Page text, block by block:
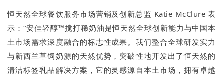
恒天然全球餐饮服务市场营销及创新总监 Katie McClure 表
示：“安佳轻醇™搅打稀奶油是恒天然全球创新能力与中国本
土市场需求深度融合的标志性成果。我们整合全球研发实力
与新西兰草饲奶源的天然优势，突破性地开发出了恒天然的
清洁标签乳品解决方案，它的灵感源自本土市场，拥有卓越